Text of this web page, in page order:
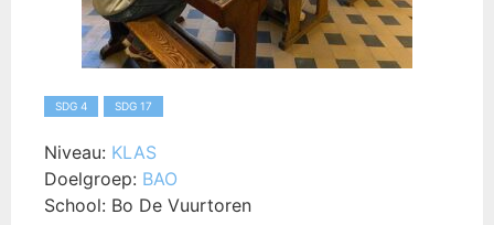
SDG 4 SDG 17
Niveau: KLAS
Doelgroep: BAO
School: Bo De Vuurtoren